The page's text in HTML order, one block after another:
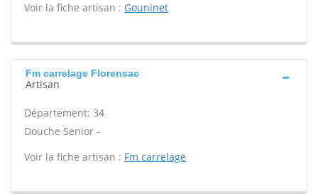
Voir la fiche artisan : Gouninet
Fm carrelage Florensac
Artisan
Département: 34
Douche Senior -
Voir la fiche artisan : Fm carrelage